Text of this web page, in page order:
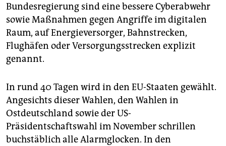
Bundesregierung sind eine bessere Cyberabwehr
sowie Maßnahmen gegen Angriffe im digitalen
Raum, auf Energieversorger, Bahnstrecken,
Flughäfen oder Versorgungsstrecken explizit
genannt.
In rund 40 Tagen wird in den EU-Staaten gewählt.
Angesichts dieser Wahlen, den Wahlen in
Ostdeutschland sowie der US-
Präsidentschaftswahl im November schrillen
buchstäblich alle Alarmglocken. In den